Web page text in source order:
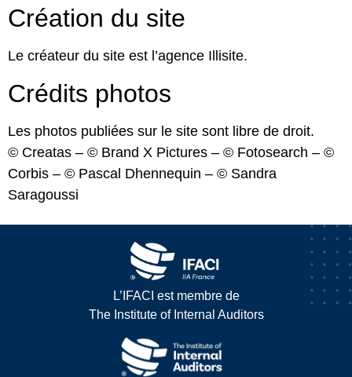
Création du site
Le créateur du site est l’agence Illisite.
Crédits photos
Les photos publiées sur le site sont libre de droit.
© Creatas – © Brand X Pictures – © Fotosearch – ©
Corbis – © Pascal Dhennequin – © Sandra
Saragoussi
L’IFACI est membre de
The Institute of Internal Auditors